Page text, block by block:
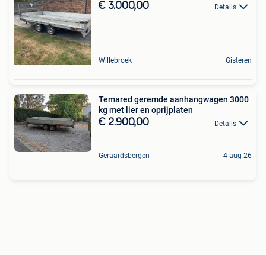
€ 3.000,00 Details
Willebroek Gisteren
Temared geremde aanhangwagen 3000
kg met lier en oprijplaten
€ 2.900,00 Details
Geraardsbergen 4 aug 26